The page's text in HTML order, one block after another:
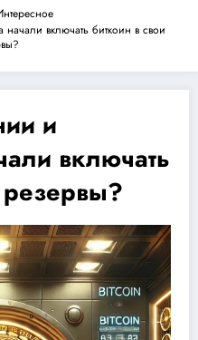
начали включать биткоин в свои
и
включать
резервы?